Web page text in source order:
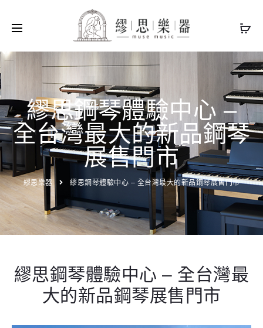
繆思鋼琴體驗中心 –
全台灣最大的新品鋼琴
展售門市
繆思樂器 繆思鋼琴體驗中心 – 全台灣最大的新品鋼琴展售門市
繆思鋼琴體驗中心 – 全台灣最
大的新品鋼琴展售門市